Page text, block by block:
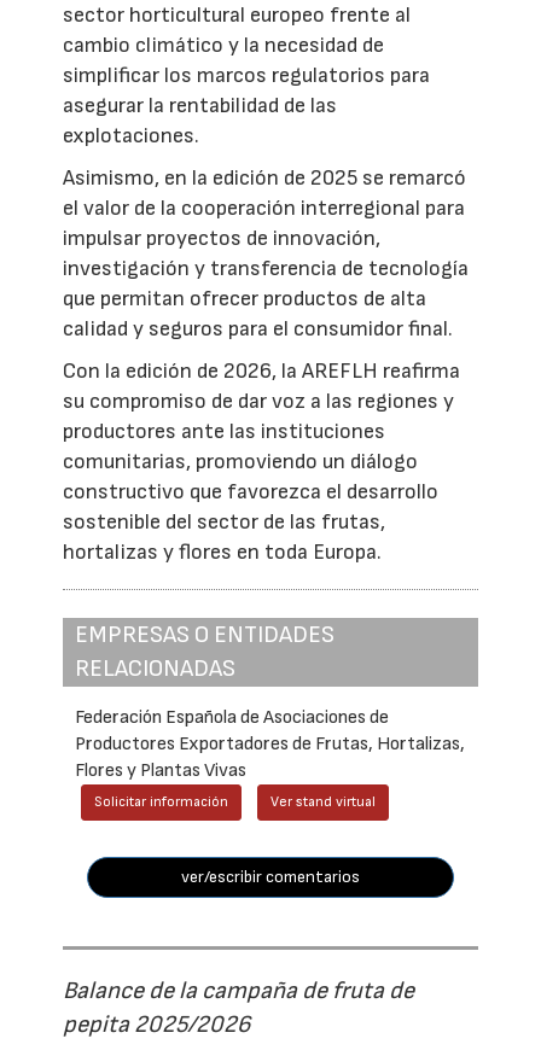
sector horticultural europeo frente al
cambio climático y la necesidad de
simplificar los marcos regulatorios para
asegurar la rentabilidad de las
explotaciones.
Asimismo, en la edición de 2025 se remarcó
el valor de la cooperación interregional para
impulsar proyectos de innovación,
investigación y transferencia de tecnología
que permitan ofrecer productos de alta
calidad y seguros para el consumidor final.
Con la edición de 2026, la AREFLH reafirma
su compromiso de dar voz a las regiones y
productores ante las instituciones
comunitarias, promoviendo un diálogo
constructivo que favorezca el desarrollo
sostenible del sector de las frutas,
hortalizas y flores en toda Europa.
EMPRESAS O ENTIDADES
RELACIONADAS
Federación Española de Asociaciones de
Productores Exportadores de Frutas, Hortalizas,
Flores y Plantas Vivas
Solicitar información Ver stand virtual
ver/escribir comentarios
Balance de la campaña de fruta de
pepita 2025/2026